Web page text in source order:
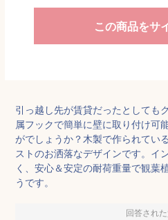
この商品をサ
引っ越し先が賃貸だったとしても
属フックで簡単に壁に取り付け可
がでしょうか？木製で作られてい
ストのお洒落なデザインです。イ
く、安心＆安定の耐荷重量で観葉
うです。
回答され